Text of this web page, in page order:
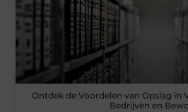
Ontdek de Voordelen van Opslag in
Bedrijven en